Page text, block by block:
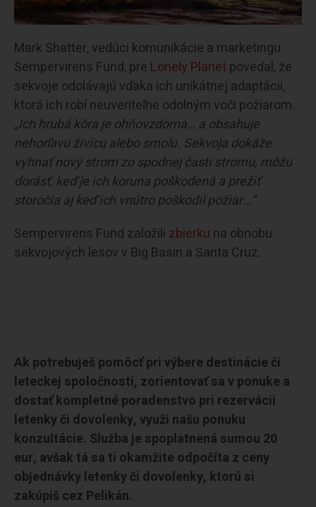
Mark Shatter, vedúci komunikácie a marketingu
Sempervirens Fund, pre Lonely Planet povedal, že
sekvoje odolávajú vďaka ich unikátnej adaptácii,
ktorá ich robí neuveriteľne odolným voči požiarom.
„Ich hrubá kôra je ohňovzdorná… a obsahuje
nehorľavú živicu alebo smolu. Sekvoja dokáže
vyhnať nový strom zo spodnej časti stromu, môžu
dorásť, keď je ich koruna poškodená a prežiť
storočia aj keď ich vnútro poškodil požiar…“
Sempervirens Fund založili zbierku na obnobu
sekvojových lesov v Big Basin a Santa Cruz.
Ak potrebuješ pomôcť pri výbere destinácie či
leteckej spoločnosti, zorientovať sa v ponuke a
dostať kompletné poradenstvo pri rezervácii
letenky či dovolenky, využi našu ponuku
konzultácie. Služba je spoplatnená sumou 20
eur, avšak tá sa ti okamžite odpočíta z ceny
objednávky letenky či dovolenky, ktorú si
zakúpiš cez Pelikán.